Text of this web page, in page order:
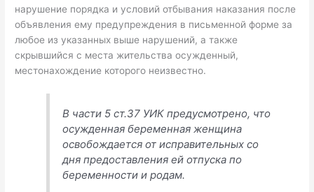
нарушение порядка и условий отбывания наказания после
объявления ему предупреждения в письменной форме за
любое из указанных выше нарушений, а также
скрывшийся с места жительства осужденный,
местонахождение которого неизвестно.
В части 5 ст.37 УИК предусмотрено, что
осужденная беременная женщина
освобождается от исправительных со
дня предоставления ей отпуска по
беременности и родам.